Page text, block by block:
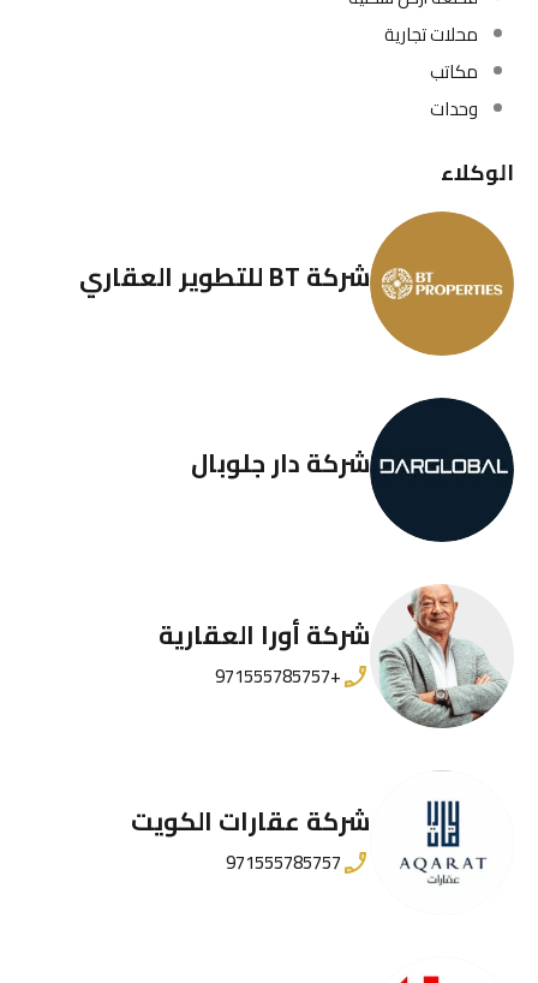
محلات تجارية
مكاتب
وحدات
الوكلاء
شركة BT للتطوير العقاري
شركة دار جلوبال
شركة أورا العقارية
+971555785757
شركة عقارات الكويت
971555785757